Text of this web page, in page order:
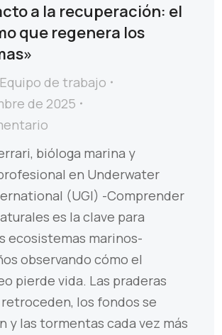
a la recuperación: el
que regenera los
Equipo de trabajo
de 2025
bióloga marina y
en Underwater
(UGI) -Comprender
es la clave para
ecosistemas marinos-
observando cómo el
pierde vida. Las praderas
los fondos se
y las tormentas cada vez más